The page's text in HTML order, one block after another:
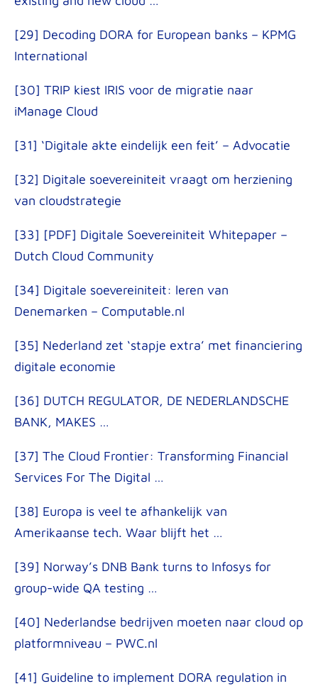
[29] Decoding DORA for European banks – KPMG
International
[30] TRIP kiest IRIS voor de migratie naar
iManage Cloud
[31] ‘Digitale akte eindelijk een feit’ – Advocatie
[32] Digitale soevereiniteit vraagt om herziening
van cloudstrategie
[33] [PDF] Digitale Soevereiniteit Whitepaper –
Dutch Cloud Community
[34] Digitale soevereiniteit: leren van
Denemarken – Computable.nl
[35] Nederland zet ‘stapje extra’ met financiering
digitale economie
[36] DUTCH REGULATOR, DE NEDERLANDSCHE
BANK, MAKES …
[37] The Cloud Frontier: Transforming Financial
Services For The Digital …
[38] Europa is veel te afhankelijk van
Amerikaanse tech. Waar blijft het …
[39] Norway’s DNB Bank turns to Infosys for
group-wide QA testing …
[40] Nederlandse bedrijven moeten naar cloud op
platformniveau – PWC.nl
[41] Guideline to implement DORA regulation in